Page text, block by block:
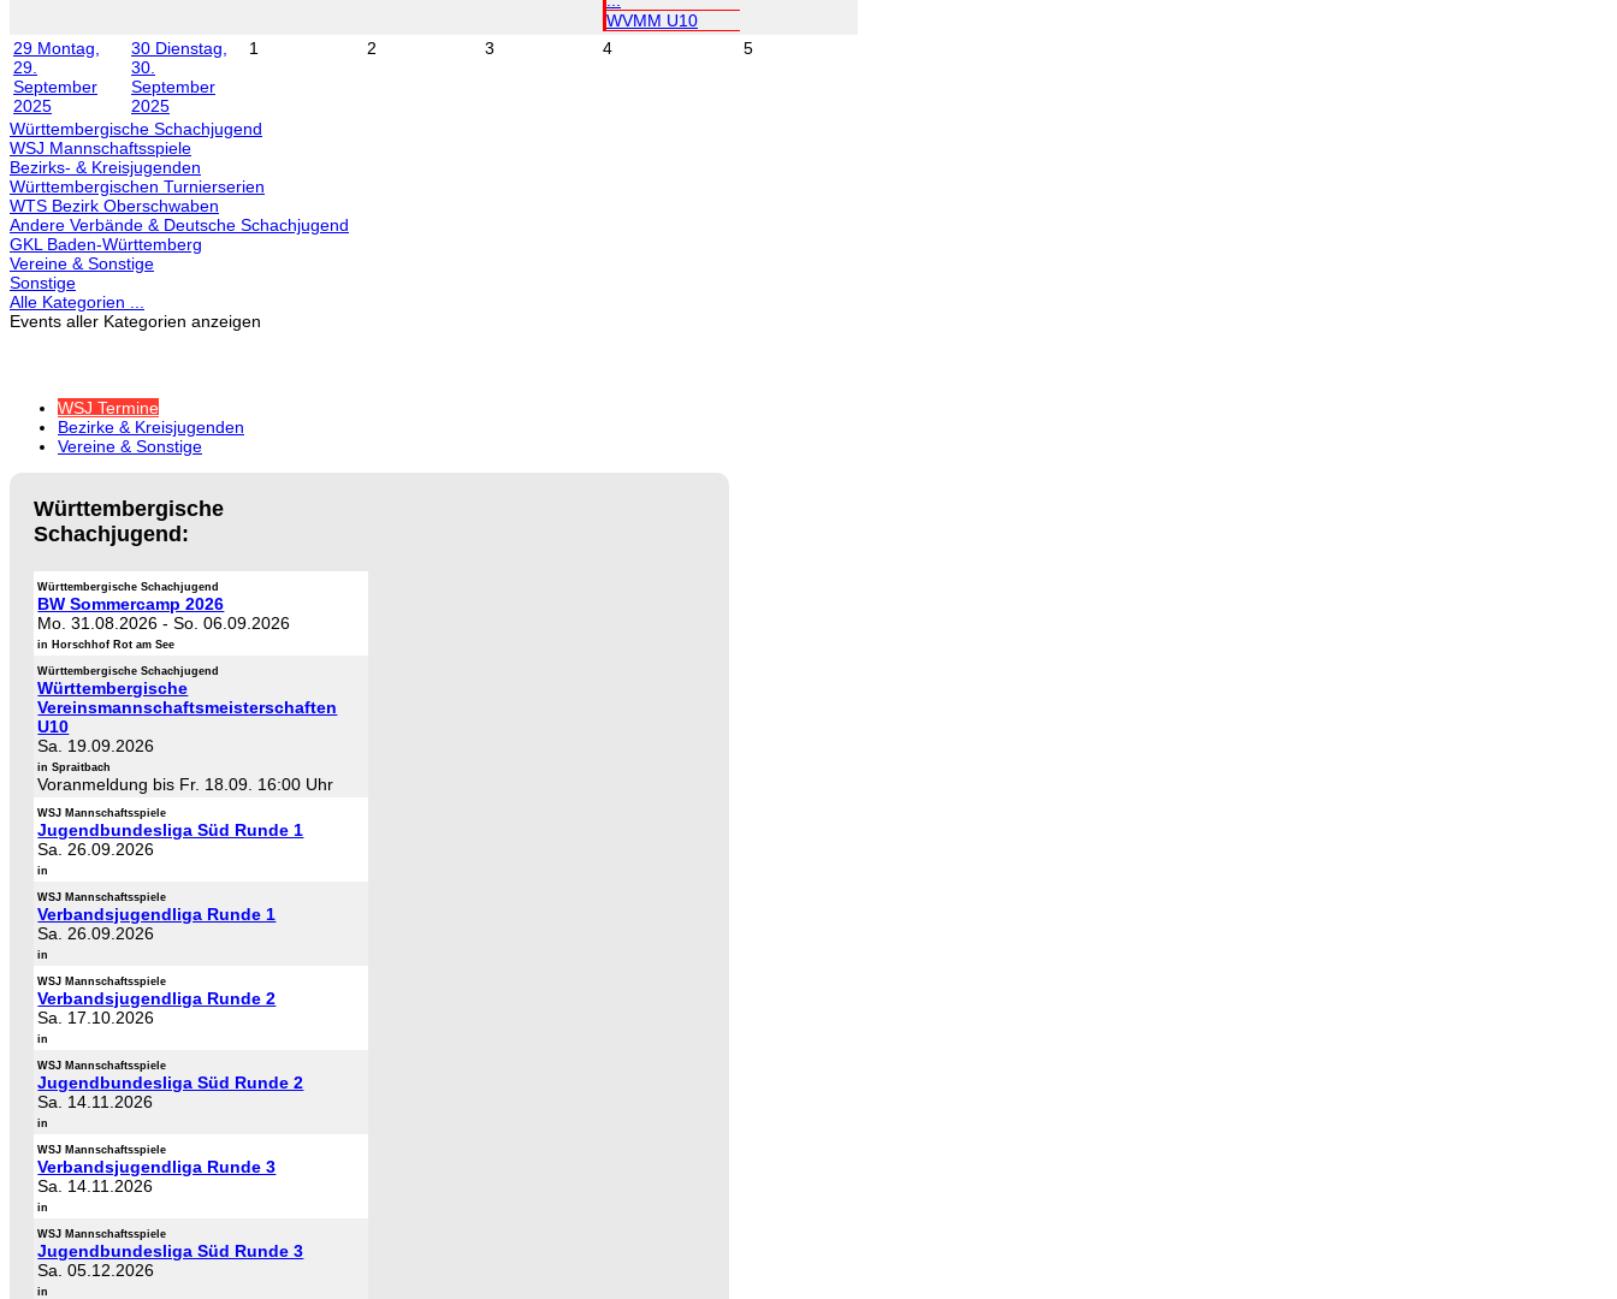
WVMM U10
29 Montag,
29.
September
2025
30 Dienstag,
30.
September
2025
1 2 3 4 5
Württembergische Schachjugend
WSJ Mannschaftsspiele
Bezirks- & Kreisjugenden
Württembergischen Turnierserien
WTS Bezirk Oberschwaben
Andere Verbände & Deutsche Schachjugend
GKL Baden-Württemberg
Vereine & Sonstige
Sonstige
Alle Kategorien ...
Events aller Kategorien anzeigen
WSJ Termine
Bezirke & Kreisjugenden
Vereine & Sonstige
Württembergische
Schachjugend:
Württembergische Schachjugend
BW Sommercamp 2026
Mo. 31.08.2026 -So. 06.09.2026
in Horschhof Rot am See
Württembergische Schachjugend
Württembergische
Vereinsmannschaftsmeisterschaften
U10
Sa. 19.09.2026
in Spraitbach
Voranmeldung bis Fr. 18.09. 16:00 Uhr
WSJ Mannschaftsspiele
Jugendbundesliga Süd Runde 1
Sa. 26.09.2026
in
WSJ Mannschaftsspiele
Verbandsjugendliga Runde 1
Sa. 26.09.2026
in
WSJ Mannschaftsspiele
Verbandsjugendliga Runde 2
Sa. 17.10.2026
in
WSJ Mannschaftsspiele
Jugendbundesliga Süd Runde 2
Sa. 14.11.2026
in
WSJ Mannschaftsspiele
Verbandsjugendliga Runde 3
Sa. 14.11.2026
in
WSJ Mannschaftsspiele
Jugendbundesliga Süd Runde 3
Sa. 05.12.2026
in